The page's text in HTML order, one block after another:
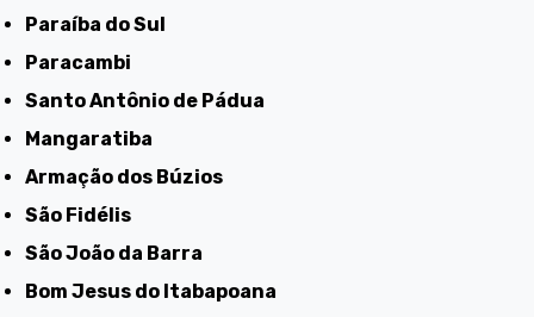
Paraíba do Sul
Paracambi
Santo Antônio de Pádua
Mangaratiba
Armação dos Búzios
São Fidélis
São João da Barra
Bom Jesus do Itabapoana